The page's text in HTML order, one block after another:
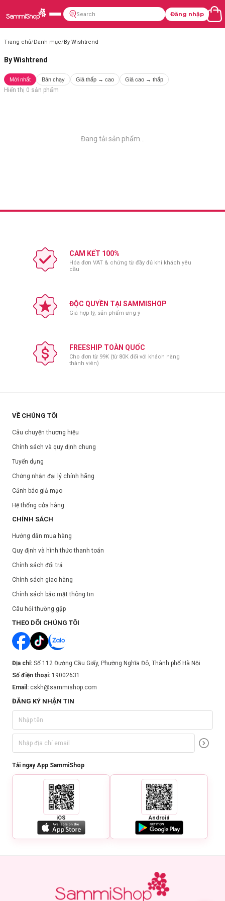
Đăng nhập
Trang chủ/Danh mục/By Wishtrend
By Wishtrend
Mới nhất Bán chạy Giá thấp → cao Giá cao → thấp
Hiển thị 0 sản phẩm
Đang tải sản phẩm...
CAM KẾT 100%
Hóa đơn VAT & chứng từ đầy đủ khi khách yêu
cầu
ĐỘC QUYỀN TẠI SAMMISHOP
Giá hợp lý, sản phẩm ưng ý
FREESHIP TOÀN QUỐC
Cho đơn từ 99K (từ 80K đối với khách hàng
thành viên)
VỀ CHÚNG TÔI
Câu chuyện thương hiệu
Chính sách và quy định chung
Tuyển dụng
Chứng nhận đại lý chính hãng
Cảnh báo giả mạo
Hệ thống cửa hàng
CHÍNH SÁCH
Hướng dẫn mua hàng
Quy định và hình thức thanh toán
Chính sách đổi trả
Chính sách giao hàng
Chính sách bảo mật thông tin
Câu hỏi thường gặp
THEO DÕI CHÚNG TÔI
Địa chỉ: Số 112 Đường Cầu Giấy, Phường Nghĩa Đô, Thành phố Hà Nội
Số điện thoại: 19002631
Email: cskh@sammishop.com
ĐĂNG KÝ NHẬN TIN
Tải ngay App SammiShop
iOS Android